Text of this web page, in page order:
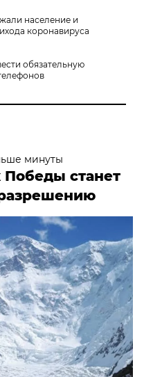
население и
коронавируса
обязательную
минуты
станет